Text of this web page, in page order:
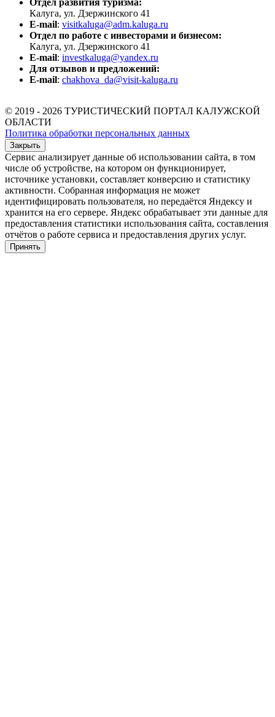
Калуга, ул. Дзержинского 41
E-mail: visitkaluga@adm.kaluga.ru
Отдел по работе с инвесторами и бизнесом:
Калуга, ул. Дзержинского 41
E-mail: investkaluga@yandex.ru
Для отзывов и предложений:
E-mail: chakhova_da@visit-kaluga.ru
© 2019 - 2026 ТУРИСТИЧЕСКИЙ ПОРТАЛ КАЛУЖСКОЙ
ОБЛАСТИ
Политика обработки персональных данных
Закрыть
Сервис анализирует данные об использовании сайта, в том
числе об устройстве, на котором он функционирует,
источнике установки, составляет конверсию и статистику
активности. Собранная информация не может
идентифицировать пользователя, но передаётся Яндексу и
хранится на его сервере. Яндекс обрабатывает эти данные для
предоставления статистики использования сайта, составления
отчётов о работе сервиса и предоставления других услуг.
Принять